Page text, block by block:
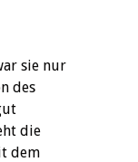
sie nur
des
die
dem